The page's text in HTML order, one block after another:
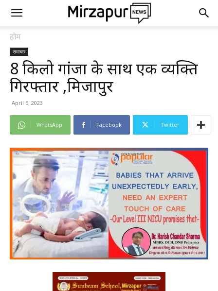
होम
समाचार
8 किलो गांजा के साथ एक व्यक्ति
गिरफ्तार ,मिर्जापुर
April 5, 2023
WhatsApp Facebook Twitter